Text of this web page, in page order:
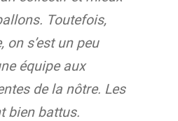
Toutefois,
on s’est un peu
équipe aux
de la nôtre. Les
bien battus.